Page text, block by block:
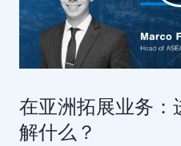
在亚洲拓展业务：
解什么？